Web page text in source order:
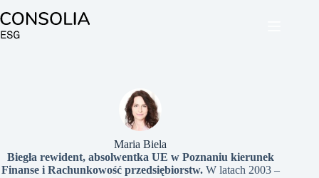
do
treści
Maria Biela
Biegła rewident, absolwentka UE w Poznaniu kierunek
Finanse i Rachunkowość przedsiębiorstw.W latach 2003 –